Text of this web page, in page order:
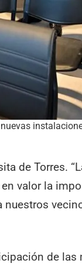
de Torres.
valor la
de las